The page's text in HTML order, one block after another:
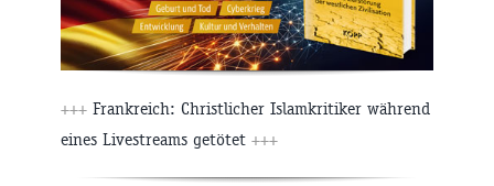
+++ Frankreich: Christlicher Islamkritiker während
eines Livestreams getötet +++